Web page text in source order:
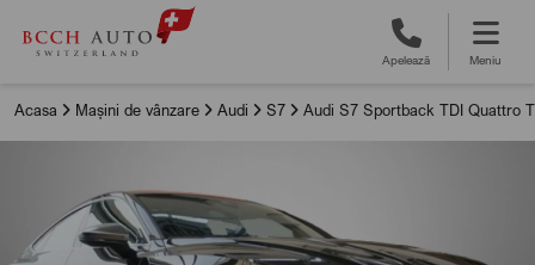
Apelează Meniu
Acasa Mașini de vânzare Audi S7 Audi S7 Sportback TDI Quattro